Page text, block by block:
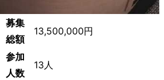
募集
総額
13,500,000円
参加
人数
13人